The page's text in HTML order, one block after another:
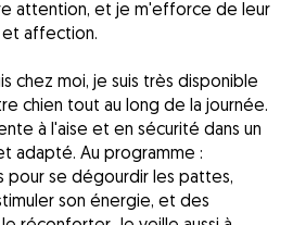
attention, et je m'efforce de leur
affection.
chez moi, je suis très disponible
chien tout au long de la journée.
à l'aise et en sécurité dans un
adapté. Au programme :
pour se dégourdir les pattes,
son énergie, et des